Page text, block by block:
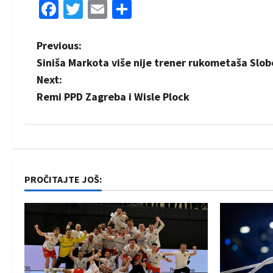
Facebook
Twitter
Email
P
o
s
a
v
i
g
Previous:
Siniša Markota više nije trener rukometaša
Next:
Remi PPD Zagreba i Wisle Plock
PROČITAJTE JOŠ: